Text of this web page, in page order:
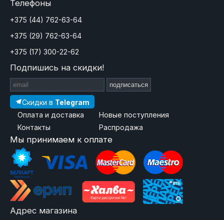
Телефоны
+375 (44) 762-63-64
+375 (29) 762-63-64
+375 (17) 300-22-62
Подпишись на скидки!
подписаться
Скидки в Telegram
Оплата и доставка
Контакты
Новые поступления
Распродажа
Мы принимаем к оплате
Адрес магазина